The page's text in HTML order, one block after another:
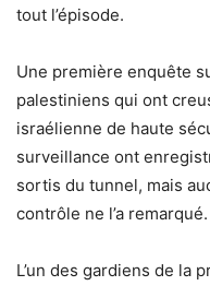
tout l’épisode.
Une première enquête
palestiniens qui ont
israélienne de haute
surveillance ont
sortis du tunnel, mais
contrôle ne l’a remarqué.
L’un des gardiens de la